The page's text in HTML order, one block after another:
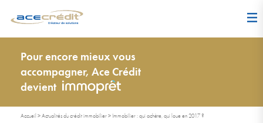
Pour encore mieux vous
accompagner, Ace Crédit
devient
Accueil >Actualités du crédit immobilier> Immobilier : qui achète, qui loue en 2017 ?